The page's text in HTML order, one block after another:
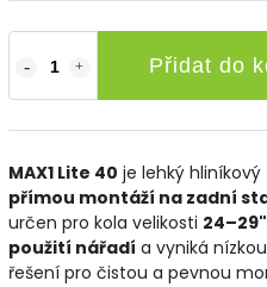
Přidat do
MAX1 Lite 40 je lehký
přímou montáží na zadní
určen pro kola velikosti 24–29"
použití nářadí a vyniká
řešení pro čistou a pevnou